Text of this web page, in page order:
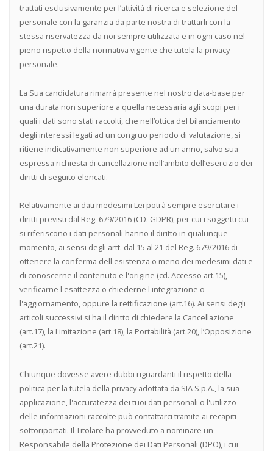
trattati esclusivamente per l’attività di ricerca e selezione del
personale con la garanzia da parte nostra di trattarli con la
stessa riservatezza da noi sempre utilizzata e in ogni caso nel
pieno rispetto della normativa vigente che tutela la privacy
personale.
La Sua candidatura rimarrà presente nel nostro data-base per
una durata non superiore a quella necessaria agli scopi per i
quali i dati sono stati raccolti, che nell’ottica del bilanciamento
degli interessi legati ad un congruo periodo di valutazione, si
ritiene indicativamente non superiore ad un anno, salvo sua
espressa richiesta di cancellazione nell’ambito dell’esercizio dei
diritti di seguito elencati.
Relativamente ai dati medesimi Lei potrà sempre esercitare i
diritti previsti dal Reg. 679/2016 (CD. GDPR), per cui i soggetti cui
si riferiscono i dati personali hanno il diritto in qualunque
momento, ai sensi degli artt. dal 15 al 21 del Reg. 679/2016 di
ottenere la conferma dell'esistenza o meno dei medesimi dati e
di conoscerne il contenuto e l'origine (cd. Accesso art.15),
verificarne l'esattezza o chiederne l'integrazione o
l'aggiornamento, oppure la rettificazione (art.16). Ai sensi degli
articoli successivi si ha il diritto di chiedere la Cancellazione
(art.17), la Limitazione (art.18), la Portabilità (art.20), l’Opposizione
(art.21).
Chiunque dovesse avere dubbi riguardanti il rispetto della
politica per la tutela della privacy adottata da SIA S.p.A., la sua
applicazione, l'accuratezza dei tuoi dati personali o l'utilizzo
delle informazioni raccolte può contattarci tramite ai recapiti
sottoriportati. Il Titolare ha provveduto a nominare un
Responsabile della Protezione dei Dati Personali (DPO), i cui